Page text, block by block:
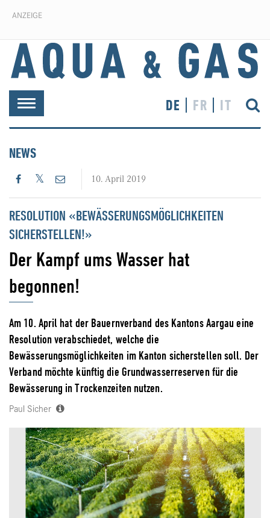
ANZEIGE
Toggle
navigation
DE FR IT
NEWS
10. April 2019
RESOLUTION «BEWÄSSERUNGSMÖGLICHKEITEN
SICHERSTELLEN!»
Der Kampf ums Wasser hat
begonnen!
Am 10. April hat der Bauernverband des Kantons Aargau eine
Resolution verabschiedet, welche die
Bewässerungsmöglichkeiten im Kanton sicherstellen soll. Der
Verband möchte künftig die Grundwasserreserven für die
Bewässerung in Trockenzeiten nutzen.
Paul Sicher